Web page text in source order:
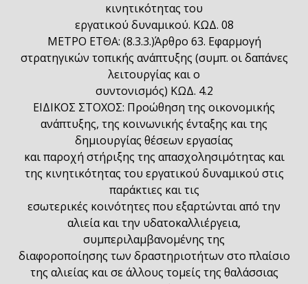
κινητικότητας του
εργατικού δυναμικού. ΚΩΔ. 08
ΜΕΤΡΟ ΕΤΘΑ: (8.3.3.)Άρθρο 63. Εφαρμογή
στρατηγικών τοπικής ανάπτυξης (συμπ. οι δαπάνες
λειτουργίας και ο
συντονισμός) ΚΩΔ. 4.2
ΕΙΔΙΚΟΣ ΣΤΟΧΟΣ: Προώθηση της οικονομικής
ανάπτυξης, της κοινωνικής ένταξης και της
δημιουργίας θέσεων εργασίας
και παροχή στήριξης της απασχολησιμότητας και
της κινητικότητας του εργατικού δυναμικού στις
παράκτιες και τις
εσωτερικές κοινότητες που εξαρτώνται από την
αλιεία και την υδατοκαλλιέργεια,
συμπεριλαμβανομένης της
διαφοροποίησης των δραστηριοτήτων στο πλαίσιο
της αλιείας και σε άλλους τομείς της θαλάσσιας